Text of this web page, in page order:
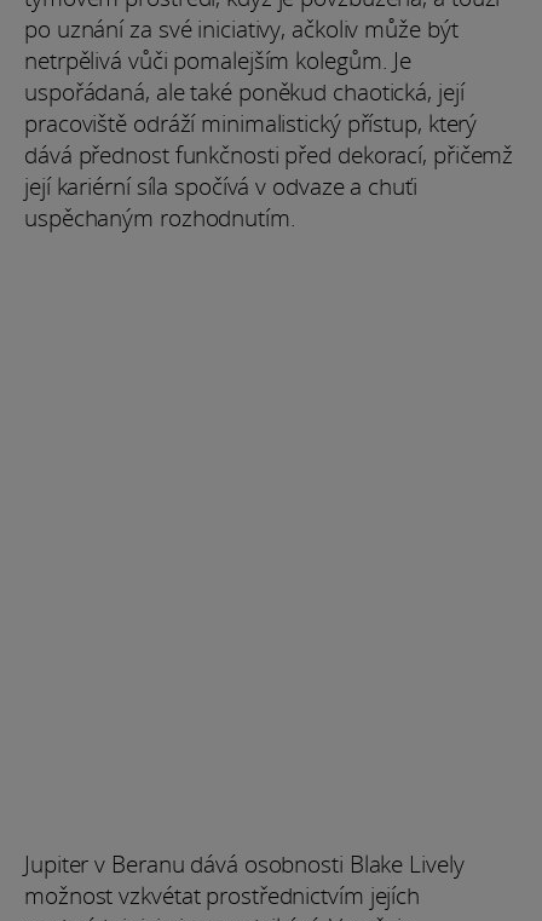
po uznání za své iniciativy, ačkoliv může být
netrpělivá vůči pomalejším kolegům. Je
uspořádaná, ale také poněkud chaotická, její
pracoviště odráží minimalistický přístup, který
dává přednost funkčnosti před dekorací, přičemž
její kariérní síla spočívá v odvaze a chuťi
uspěchaným rozhodnutím.
Jupiter v Beranu dává osobnosti Blake Lively
možnost vzkvétat prostřednictvím jejích